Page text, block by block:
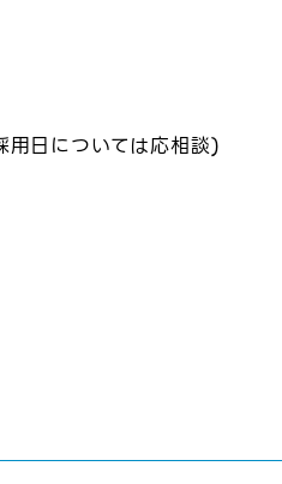
日については応相談)